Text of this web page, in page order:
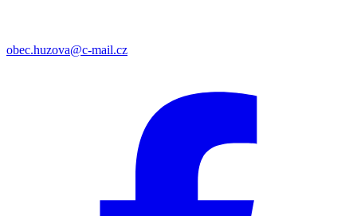
obec.huzova@c-mail.cz